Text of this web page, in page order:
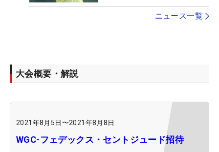
ニュース一覧
大会概要・解説
2021年8月5日 〜2021年8月8日
WGC-フェデックス・セントジュード招待